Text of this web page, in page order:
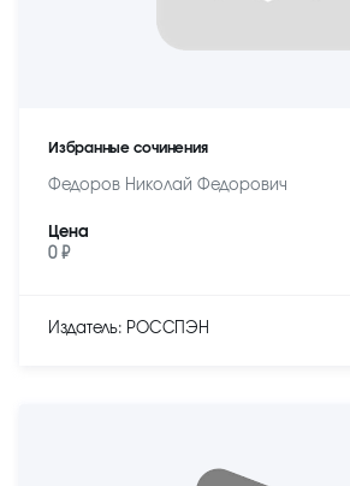
Избранные сочинения
Федоров Николай Федорович
Цена
0 ₽
Издатель: РОССПЭН